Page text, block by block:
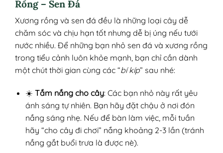
Rồng – Sen Đá
Xương rồng và sen đá đều là những loại cây dễ
chăm sóc và chịu hạn tốt nhưng dễ bị úng nếu tưới
nước nhiều. Để những bạn nhỏ sen đá và xương rồng
trong tiểu cảnh luôn khỏe mạnh, bạn chỉ cần dành
một chút thời gian cùng các “bí kíp” sau nhé:
☀️ Tắm nắng cho cây: Các bạn nhỏ này rất yêu
ánh sáng tự nhiên. Bạn hãy đặt chậu ở nơi đón
nắng sáng nhẹ. Nếu để bàn làm việc, mỗi tuần
hãy “cho cây đi chơi” nắng khoảng 2-3 lần (tránh
nắng gắt buổi trưa là được nè).